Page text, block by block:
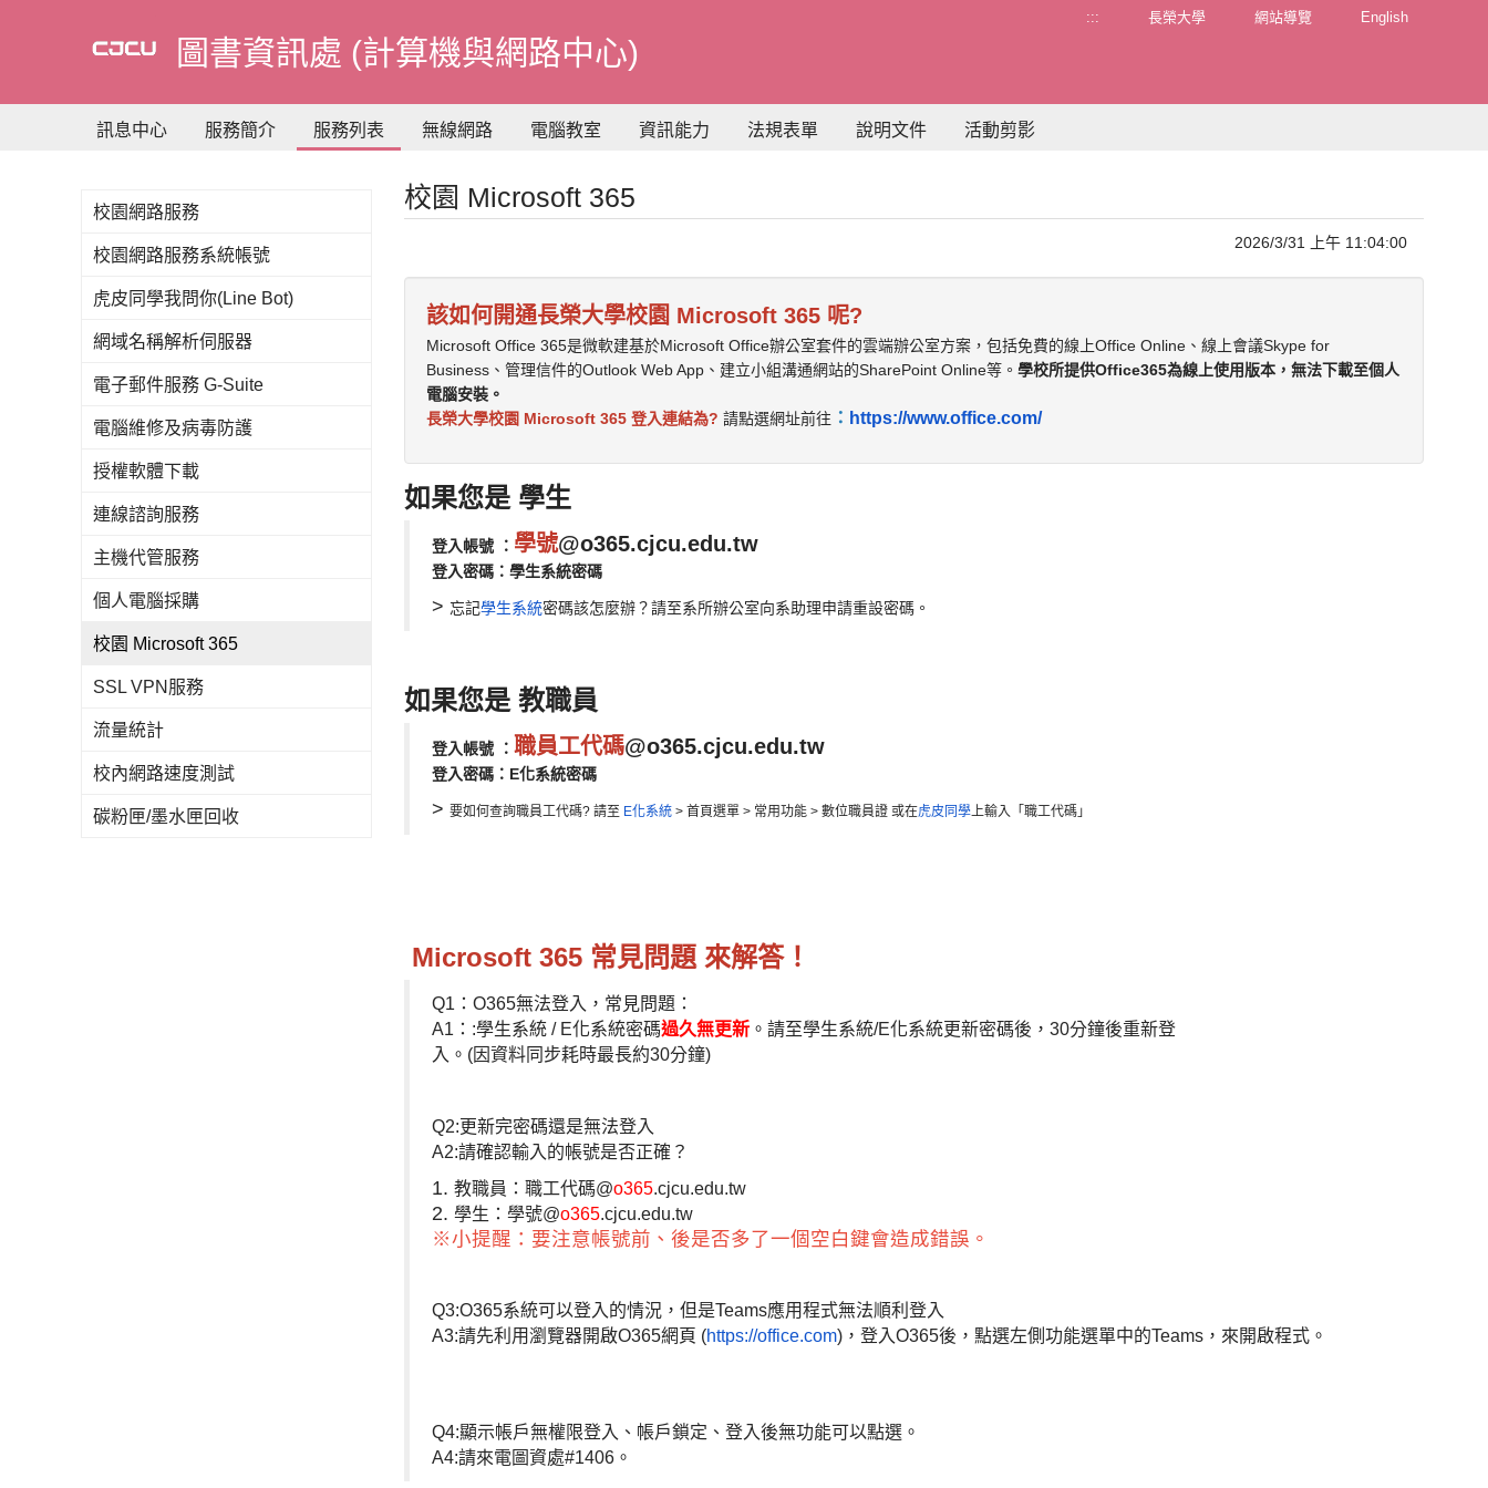
要
容
圖書資訊處 (計算機與網路中心)
::: 長榮大學 網站導覽 English
訊息中心 服務簡介 服務列表 無線網路 電腦教室 資訊能力 法規表單 說明文件 活動剪影
校園 Microsoft 365
2026/3/31 上午 11:04:00
該如何開通長榮大學校園 Microsoft 365 呢?
Microsoft Office 365是微軟建基於Microsoft Office辦公室套件的雲端辦公室方案，包括免費的線上Office Online、線上會議Skype for
Business、管理信件的Outlook Web App、建立小組溝通網站的SharePoint Online等。 學校所提供Office365為線上使用版本，無法下載至個人
電腦安裝。
長榮大學校園 Microsoft 365 登入連結為? 請點選網址前往 ： https://www.office.com/
如果您是 學生
登入帳號 ： 學號@o365.cjcu.edu.tw
登入密碼：學生系統密碼
> 忘記學生系統密碼該怎麼辦？請至系所辦公室向系助理申請重設密碼。
如果您是 教職員
登入帳號 ： 職員工代碼@o365.cjcu.edu.tw
登入密碼：E化系統密碼
> 要如何查詢職員工代碼? 請至 E化系統 > 首頁選單 > 常用功能 > 數位職員證 或在虎皮同學上輸入「職工代碼」
Microsoft 365 常見問題 來解答！
Q1：O365無法登入，常見問題：
A1： :學生系統 / E化系統密碼過久無更新 。請至學生系統/E化系統更新密碼後， 30分鐘後重新登
入。(因資料同步耗時最長約30分鐘)
Q2:更新完密碼還是無法登入
A2:請確認輸入的帳號是否正確？
教職員：職工代碼@o365.cjcu.edu.tw
學生：學號@o365.cjcu.edu.tw
※小提醒：要注意帳號前、後是否多了一個空白鍵會造成錯誤。
Q3:O365系統可以登入的情況，但是Teams應用程式無法順利登入
A3:請先利用瀏覽器開啟O365網頁 (https://office.com)，登入O365後，點選左側功能選單中的Teams，來開啟程式。
Q4:顯示帳戶無權限登入、帳戶鎖定、登入後無功能可以點選。
A4:請來電圖資處#1406。
校園網路服務
校園網路服務系統帳號
虎皮同學我問你(Line Bot)
網域名稱解析伺服器
電子郵件服務 G-Suite
電腦維修及病毒防護
授權軟體下載
連線諮詢服務
主機代管服務
個人電腦採購
校園 Microsoft 365
SSL VPN服務
流量統計
校內網路速度測試
碳粉匣/墨水匣回收